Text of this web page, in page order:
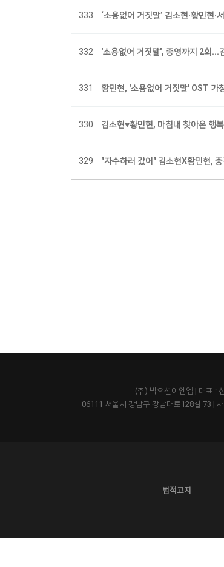
333 ‘소용없어 거짓말’ 김소현·황민현·
332 '소용없어 거짓말', 종영까지 2회...
331 황민현, '소용없어 거짓말' OST 가
330 김소현♥황민현, 마침내 찾아온 행
329 "자수하러 갔어" 김소현X황민현,
(주) 빅오션이엔엠 | 대표 :
06111 서울시 강남구 강남대로128길 73 |
법적고지